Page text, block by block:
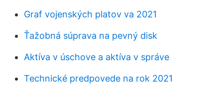
Graf vojenských platov va 2021
Ťažobná súprava na pevný disk
Aktíva v úschove a aktíva v správe
Technické predpovede na rok 2021